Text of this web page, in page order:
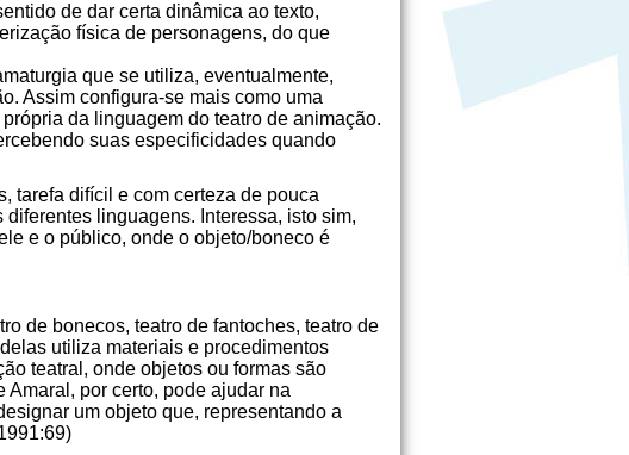
de dar certa dinâmica ao texto,
física de personagens, do que
que se utiliza, eventualmente,
Assim configura-se mais como uma
da linguagem do teatro de animação.
suas especificidades quando
tarefa difícil e com certeza de pouca
linguagens. Interessa, isto sim,
e o público, onde o objeto/boneco é
de bonecos, teatro de fantoches, teatro de
utiliza materiais e procedimentos
teatral, onde objetos ou formas são
por certo, pode ajudar na
um objeto que, representando a